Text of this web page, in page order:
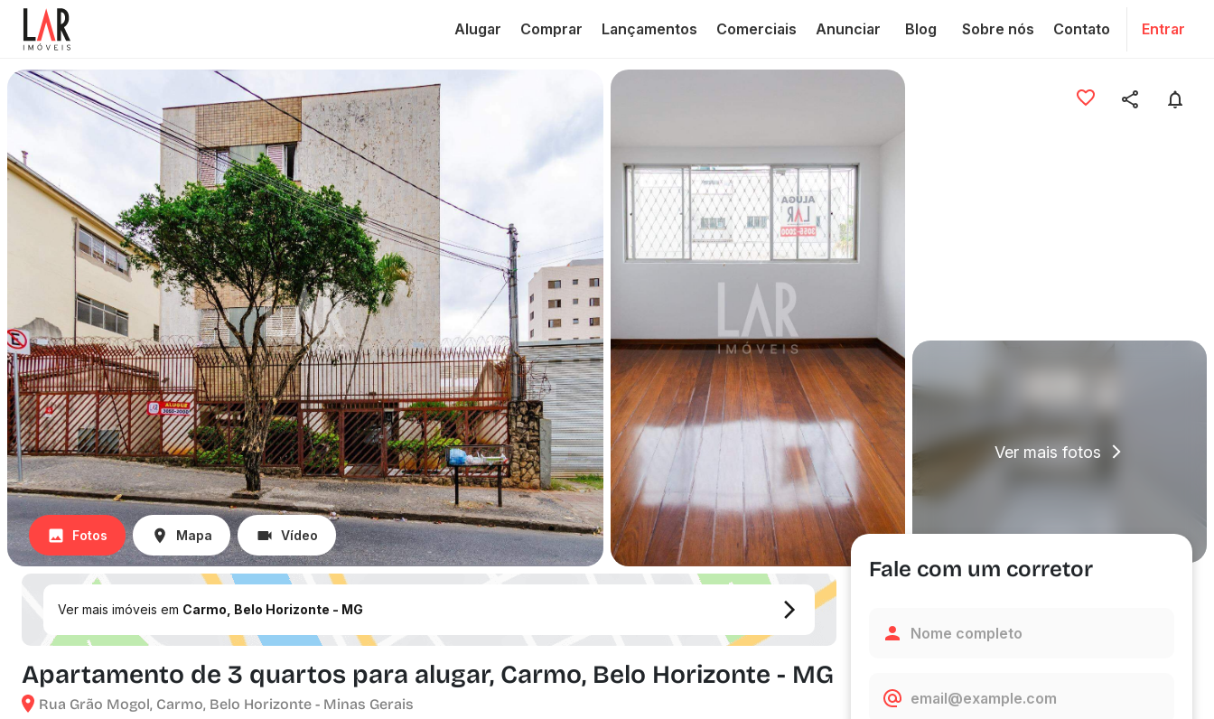
Alugar Comprar Lançamentos Comerciais Anunciar Blog Sobre nós Contato Entrar
Ver mais fotos
Fotos Mapa Vídeo
Ver mais imóveis em Carmo, Belo Horizonte - MG
Apartamento de 3 quartos para alugar, Carmo, Belo Horizonte - MG
Rua Grão Mogol, Carmo, Belo Horizonte - Minas Gerais
Fale com um corretor